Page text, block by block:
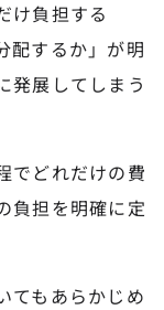
け負担する
配するか」が明
発展してしまう
でどれだけの費
負担を明確に定
てもあらかじめ